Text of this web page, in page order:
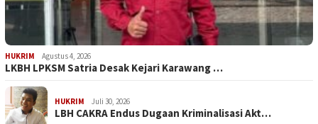
HUKRIM Agustus 4, 2026
LKBH LPKSM Satria Desak Kejari Karawang …
HUKRIM Juli 30, 2026
LBH CAKRA Endus Dugaan Kriminalisasi Akt…